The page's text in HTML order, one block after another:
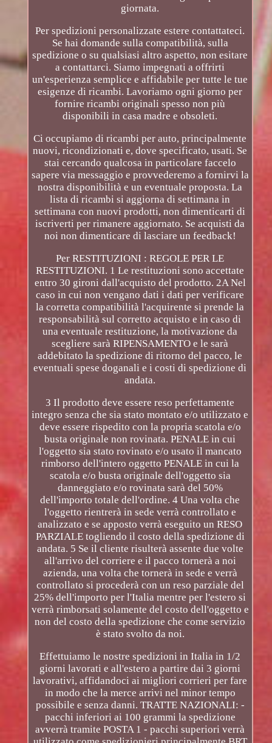
giornata.
Per spedizioni personalizzate estere contattateci.
Se hai domande sulla compatibilità, sulla
spedizione o su qualsiasi altro aspetto, non esitare
a contattarci. Siamo impegnati a offrirti
un'esperienza semplice e affidabile per tutte le tue
esigenze di ricambi. Lavoriamo ogni giorno per
fornire ricambi originali spesso non più
disponibili in casa madre e obsoleti.
Ci occupiamo di ricambi per auto, principalmente
nuovi, ricondizionati e, dove specificato, usati. Se
stai cercando qualcosa in particolare faccelo
sapere via messaggio e provvederemo a fornirvi la
nostra disponibilità e un eventuale proposta. La
lista di ricambi si aggiorna di settimana in
settimana con nuovi prodotti, non dimenticarti di
iscriverti per rimanere aggiornato. Se acquisti da
noi non dimenticare di lasciare un feedback!
Per RESTITUZIONI : REGOLE PER LE
RESTITUZIONI. 1 Le restituzioni sono accettate
entro 30 gironi dall'acquisto del prodotto. 2A Nel
caso in cui non vengano dati i dati per verificare
la corretta compatibilità l'acquirente si prende la
responsabilità sul corretto acquisto e in caso di
una eventuale restituzione, la motivazione da
scegliere sarà RIPENSAMENTO e le sarà
addebitato la spedizione di ritorno del pacco, le
eventuali spese doganali e i costi di spedizione di
andata.
3 Il prodotto deve essere reso perfettamente
integro senza che sia stato montato e/o utilizzato e
deve essere rispedito con la propria scatola e/o
busta originale non rovinata. PENALE in cui
l'oggetto sia stato rovinato e/o usato il mancato
rimborso dell'intero oggetto PENALE in cui la
scatola e/o busta originale dell'oggetto sia
danneggiato e/o rovinata sarà del 50%
dell'importo totale dell'ordine. 4 Una volta che
l'oggetto rientrerà in sede verrà controllato e
analizzato e se apposto verrà eseguito un RESO
PARZIALE togliendo il costo della spedizione di
andata. 5 Se il cliente risulterà assente due volte
all'arrivo del corriere e il pacco tornerà a noi
azienda, una volta che tornerà in sede e verrà
controllato si procederà con un reso parziale del
25% dell'importo per l'Italia mentre per l'estero si
verrà rimborsati solamente del costo dell'oggetto e
non del costo della spedizione che come servizio
è stato svolto da noi.
Effettuiamo le nostre spedizioni in Italia in 1/2
giorni lavorati e all'estero a partire dai 3 giorni
lavorativi, affidandoci ai migliori corrieri per fare
in modo che la merce arrivi nel minor tempo
possibile e senza danni. TRATTE NAZIONALI: -
pacchi inferiori ai 100 grammi la spedizione
avverrà tramite POSTA 1 - pacchi superiori verrà